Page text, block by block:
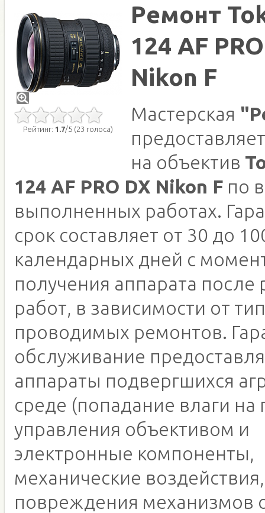
Рейтинг: 1.7/5 (23 голоса)
Ремонт
124 AF
Nikon F
Мастерская
на объектив
124 AF PRO DX Nikon F по
выполненных работах.
срок составляет от 30 до
календарных дней с
получения аппарата
работ, в зависимости от
проводимых ремонтов.
обслуживание
аппараты подвергшихся
среде (попадание влаги на
управления объективом и
электронные компоненты,
механические воздействия,
повреждения механизмов